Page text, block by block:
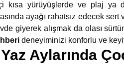
kısa yürüyüşlerde ve plaj ya
ayağı rahatsız edecek
giyerek alışmak da olası
deneyiminizi konforlu ve
Aylarında